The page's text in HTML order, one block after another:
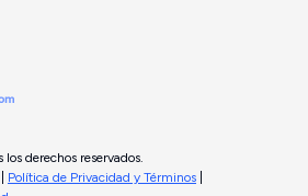
los derechos reservados.
Política de Privacidad y Términos